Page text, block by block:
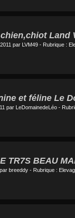
Land
par LVM49 - Rubrique :
et féline Le
par LeDomainedeLéo -
TR7S BEAU
breeddy - Rubrique :